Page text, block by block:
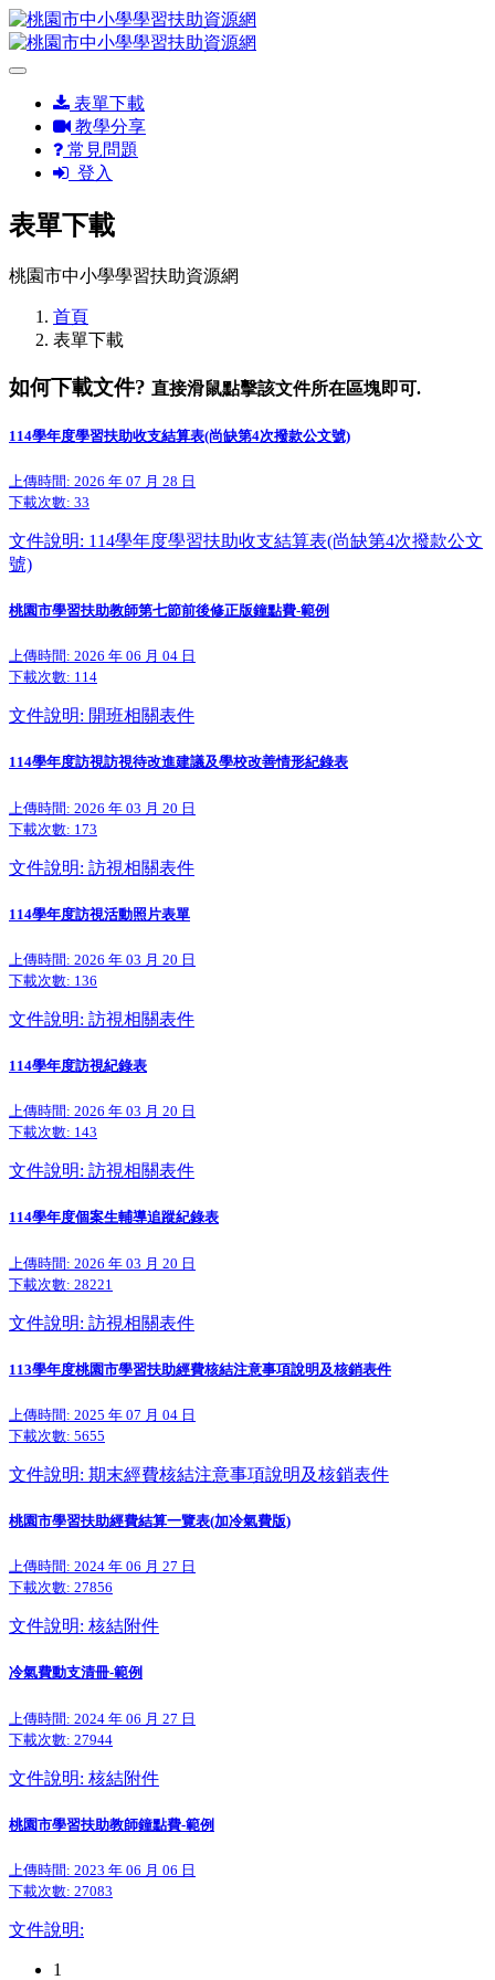
表單下載
教學分享
常見問題
登入
表單下載
桃園市中小學學習扶助資源網
首頁
表單下載
如何下載文件? 直接滑鼠點擊該文件所在區塊即可.
114學年度學習扶助收支結算表(尚缺第4次撥款公文號)
上傳時間: 2026 年 07 月 28 日
下載次數: 33
文件說明: 114學年度學習扶助收支結算表(尚缺第4次撥款公文
號)
桃園市學習扶助教師第七節前後修正版鐘點費-範例
上傳時間: 2026 年 06 月 04 日
下載次數: 114
文件說明: 開班相關表件
114學年度訪視訪視待改進建議及學校改善情形紀錄表
上傳時間: 2026 年 03 月 20 日
下載次數: 173
文件說明: 訪視相關表件
114學年度訪視活動照片表單
上傳時間: 2026 年 03 月 20 日
下載次數: 136
文件說明: 訪視相關表件
114學年度訪視紀錄表
上傳時間: 2026 年 03 月 20 日
下載次數: 143
文件說明: 訪視相關表件
114學年度個案生輔導追蹤紀錄表
上傳時間: 2026 年 03 月 20 日
下載次數: 28221
文件說明: 訪視相關表件
113學年度桃園市學習扶助經費核結注意事項說明及核銷表件
上傳時間: 2025 年 07 月 04 日
下載次數: 5655
文件說明: 期末經費核結注意事項說明及核銷表件
桃園市學習扶助經費結算一覽表(加冷氣費版)
上傳時間: 2024 年 06 月 27 日
下載次數: 27856
文件說明: 核結附件
冷氣費動支清冊-範例
上傳時間: 2024 年 06 月 27 日
下載次數: 27944
文件說明: 核結附件
桃園市學習扶助教師鐘點費-範例
上傳時間: 2023 年 06 月 06 日
下載次數: 27083
文件說明:
1